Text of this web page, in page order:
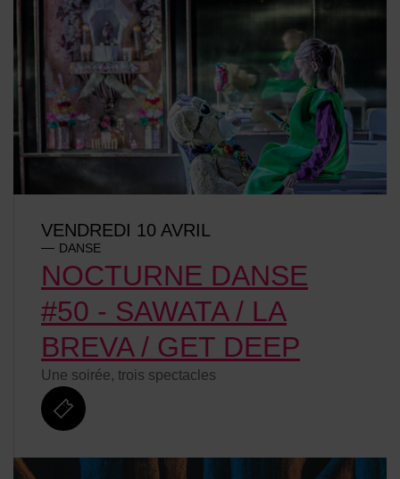
NOCTURNE DANSE
#50 - SAWATA / LA
BREVA / GET DEEP
VENDREDI 10 AVRIL
DANSE
Une soirée, trois spectacles
billetterie